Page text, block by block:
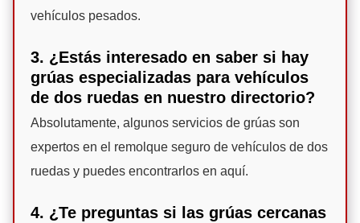
vehículos pesados.
3. ¿Estás interesado en saber si hay
grúas especializadas para vehículos
de dos ruedas en nuestro directorio?
Absolutamente, algunos servicios de grúas son
expertos en el remolque seguro de vehículos de dos
ruedas y puedes encontrarlos en aquí.
4. ¿Te preguntas si las grúas cercanas